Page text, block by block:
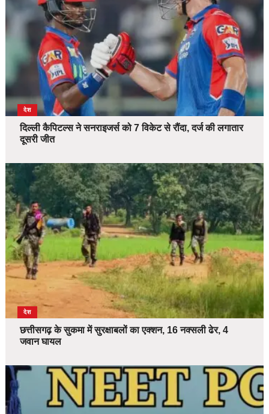
देश
दिल्ली कैपिटल्स ने सनराइजर्स को 7 विकेट से रौंदा, दर्ज की लगातार
दूसरी जीत
देश
छत्तीसगढ़ के सुकमा में सुरक्षाबलों का एक्शन, 16 नक्सली ढेर, 4
जवान घायल